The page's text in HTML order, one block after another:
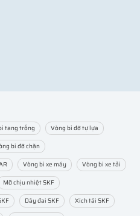
tang trống
Vòng bi đỡ tự lựa
bi đỡ chặn
Vòng bi xe máy
Vòng bi xe tải
Mỡ chịu nhiệt SKF
Dây đai SKF
Xích tải SKF